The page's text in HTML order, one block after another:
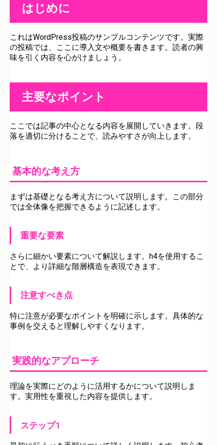
はじめに
これはWordPress投稿のサンプルコンテンツです。実際
の投稿では、ここに導入文や概要を書きます。読者の興
味を引く内容を心がけましょう。
主要なポイント
ここでは記事の中心となる内容を展開していきます。段
落を適切に分けることで、読みやすさが向上します。
基本的な考え方
まずは基礎となる考え方について説明します。この部分
では全体像を把握できるように記述します。
重要な要素
さらに細かい要素について解説します。h4を使用するこ
とで、より詳細な階層構造を表現できます。
注意すべき点
特に注意が必要なポイントを明確に示します。具体的な
事例を交えると理解しやすくなります。
実践的なアプローチ
理論を実際にどのように活用するかについて説明しま
す。実用性を重視した内容を提供します。
ステップ1